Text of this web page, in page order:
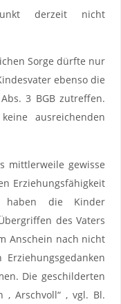
derzeit nicht
Sorge dürfte nur
ebenso die
3 BGB zutreffen.
ausreichenden
mittlerweile gewisse
Erziehungsfähigkeit
haben die Kinder
des Vaters
Anschein nach nicht
Die geschilderten
, Arschvoll“ , vgl. Bl.